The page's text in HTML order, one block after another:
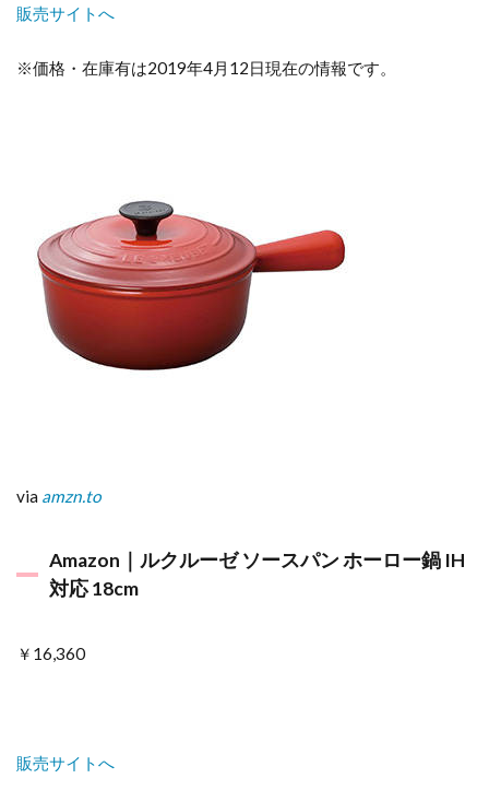
販売サイトへ
※価格・在庫有は2019年4月12日現在の情報です。
via amzn.to
Amazon｜ルクルーゼ ソースパン ホーロー鍋 IH
対応 18cm
￥16,360
販売サイトへ